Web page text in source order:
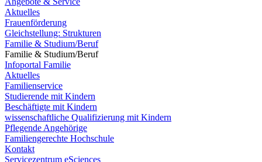
Aktuelles
Frauenförderung
Gleichstellung: Strukturen
Familie & Studium/Beruf
Familie & Studium/Beruf
Infoportal Familie
Aktuelles
Familienservice
Studierende mit Kindern
Beschäftigte mit Kindern
wissenschaftliche Qualifizierung mit Kindern
Pflegende Angehörige
Familiengerechte Hochschule
Kontakt
Servicezentrum eSciences